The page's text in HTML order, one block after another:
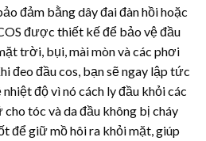
đảm bằng dây đai đàn hồi hoặc
được thiết kế để bảo vệ đầu
trời, bụi, mài mòn và các phơi
đeo đầu cos, bạn sẽ ngay lập tức
độ vì nó cách ly đầu khỏi các
tóc và da đầu không bị cháy
để giữ mồ hôi ra khỏi mặt, giúp